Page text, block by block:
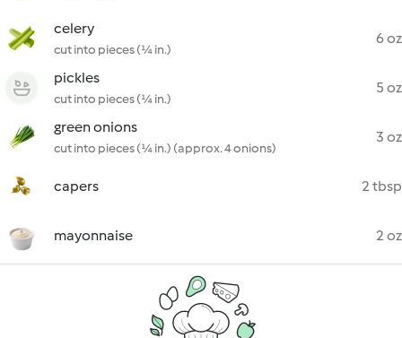
celery
cut into pieces (¼ in.)
6 oz
pickles
cut into pieces (¼ in.)
5 oz
green onions
cut into pieces (¼ in.) (approx. 4 onions)
3 oz
capers 2 tbsp
mayonnaise 2 oz